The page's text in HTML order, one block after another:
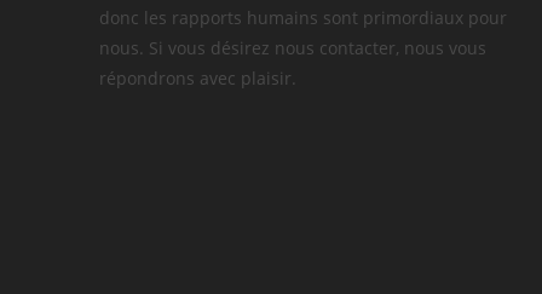
donc les rapports humains sont primordiaux pour
nous. Si vous désirez nous contacter, nous vous
répondrons avec plaisir.